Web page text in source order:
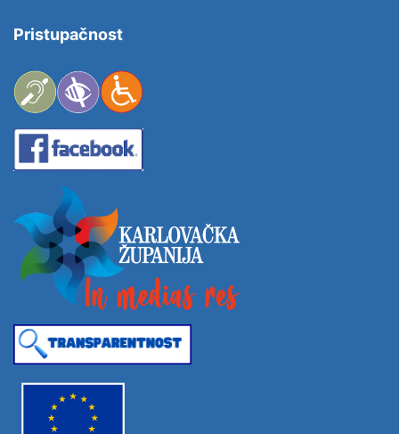
Pristupačnost